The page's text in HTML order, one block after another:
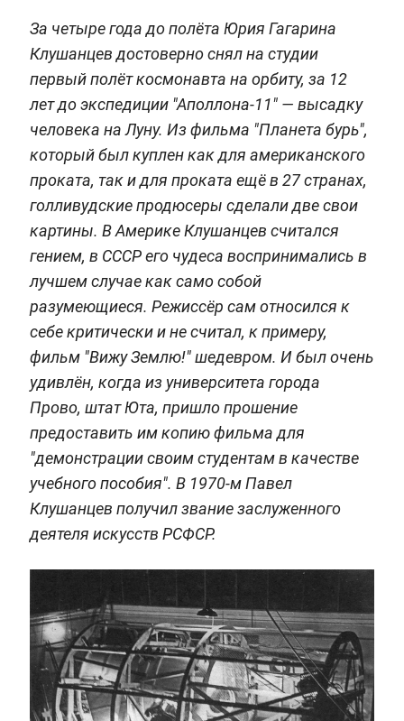
За четыре года до полёта Юрия Гагарина
Клушанцев достоверно снял на студии
первый полёт космонавта на орбиту, за 12
лет до экспедиции "Аполлона-11" — высадку
человека на Луну. Из фильма "Планета бурь",
который был куплен как для американского
проката, так и для проката ещё в 27 странах,
голливудские продюсеры сделали две свои
картины. В Америке Клушанцев считался
гением, в СССР его чудеса воспринимались в
лучшем случае как само собой
разумеющиеся. Режиссёр сам относился к
себе критически и не считал, к примеру,
фильм "Вижу Землю!" шедевром. И был очень
удивлён, когда из университета города
Прово, штат Юта, пришло прошение
предоставить им копию фильма для
"демонстрации своим студентам в качестве
учебного пособия". В 1970-м Павел
Клушанцев получил звание заслуженного
деятеля искусств РСФСР.